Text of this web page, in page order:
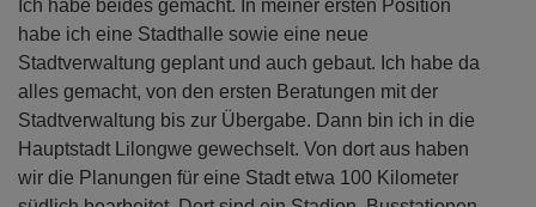
Ich habe beides gemacht. In meiner ersten Position
habe ich eine Stadthalle sowie eine neue
Stadtverwaltung geplant und auch gebaut. Ich habe da
alles gemacht, von den ersten Beratungen mit der
Stadtverwaltung bis zur Übergabe. Dann bin ich in die
Hauptstadt Lilongwe gewechselt. Von dort aus haben
wir die Planungen für eine Stadt etwa 100 Kilometer